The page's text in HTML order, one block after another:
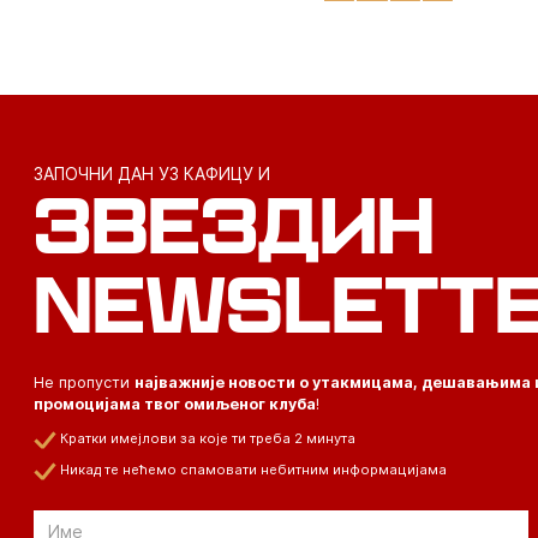
ЗАПОЧНИ ДАН УЗ КАФИЦУ И
ЗВЕЗДИН
Не пропусти најважније новости о утакмицама, дешавањима
промоцијама твог омиљеног клуба!
Кратки имејлови за које ти треба 2 минута
Никад те нећемо спамовати небитним информацијама
Email